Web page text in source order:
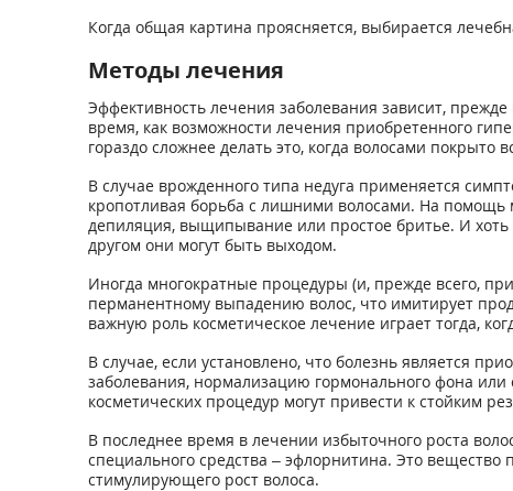
Когда общая картина проясняется, выбирается
Методы лечения
Эффективность лечения заболевания зависит,
время, как возможности лечения приобретенного
гораздо сложнее делать это, когда волосами покрыто
В случае врожденного типа недуга применяется
кропотливая борьба с лишними волосами. На помощь
депиляция, выщипывание или простое бритье. И
другом они могут быть выходом.
Иногда многократные процедуры (и, прежде всего,
перманентному выпадению волос, что имитирует
важную роль косметическое лечение играет тогда,
В случае, если установлено, что болезнь является
заболевания, нормализацию гормонального фона
косметических процедур могут привести к стойким
В последнее время в лечении избыточного роста
специального средства – эфлорнитина. Это
стимулирующего рост волоса.